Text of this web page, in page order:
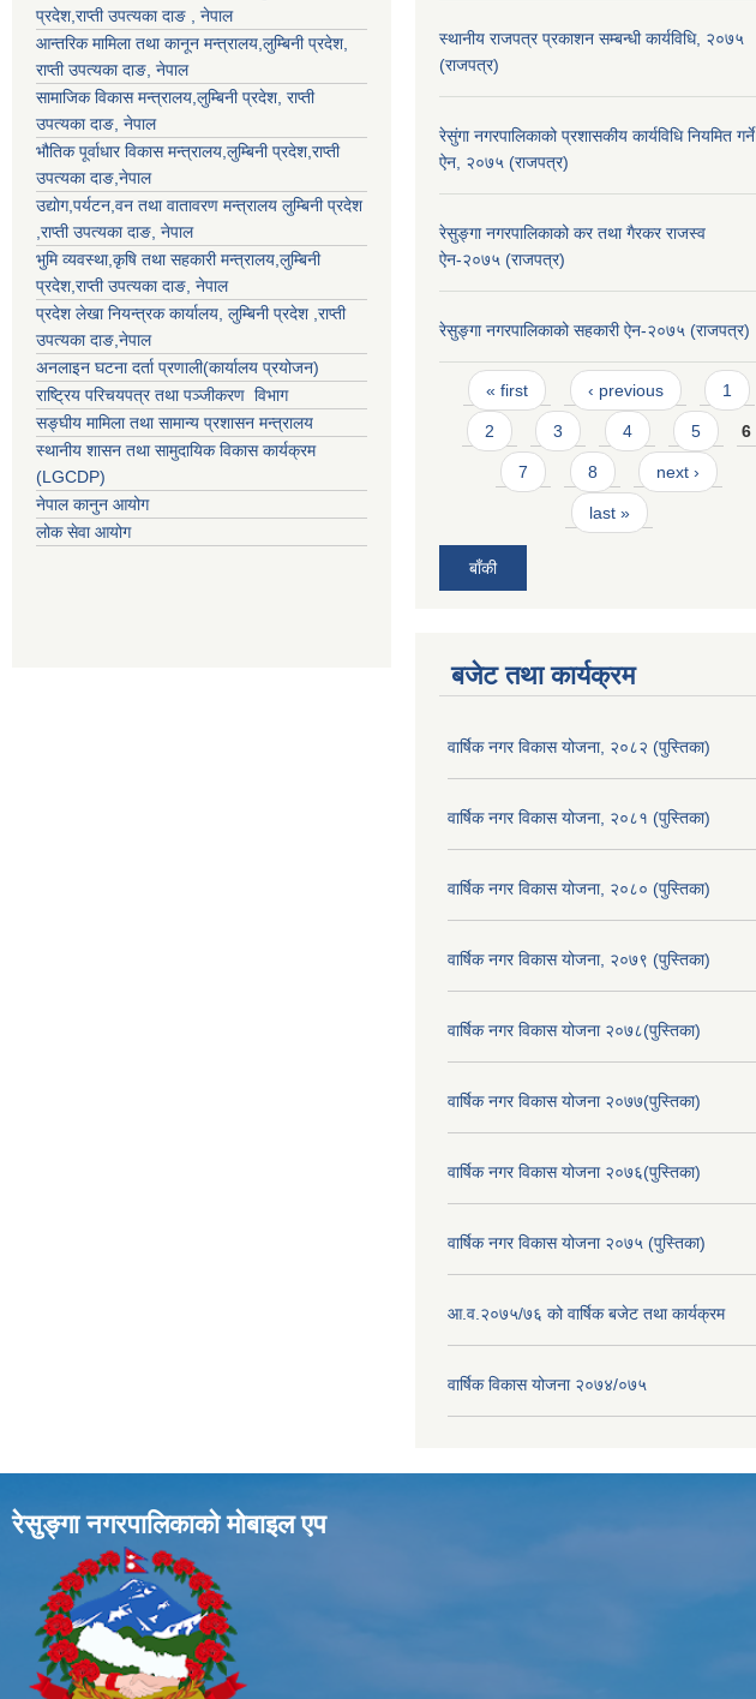
प्रदेश ,राप्ती उपत्यका दाङ , नेपाल
आन्तरिक मामिला तथा कानून मन्त्रालय, लुम्बिनी प्रदेश
राप्ती उपत्यका दाङ , नेपाल
सामाजिक विकास मन्त्रालय, लुम्बिनी प्रदेश राप्ती
उपत्यका दाङ , नेपाल
भौतिक पूर्वाधार विकास मन्त्रालय, लुम्बिनी प्रदेश राप्ती
उपत्यका दाङ ,नेपाल
उद्याेग,पर्यटन,वन तथा वातावरण मन्त्रालय लुम्बिनी प्रदेश
राप्ती उपत्यका दाङ , नेपाल
भुमि व्यवस्था,कृषि तथा सहकारी मन्त्रालय, लुम्बिनी
प्रदेश राप्ती उपत्यका दाङ , नेपाल
प्रदेश लेखा नियन्त्रक कार्यालय, लुम्बिनी प्रदेश राप्ती
उपत्यका दाङ ,नेपाल
अनलाइन घटना दर्ता प्रणाली(कार्यालय प्रयोजन)
राष्ट्रिय परिचयपत्र तथा पञ्जीकरण विभाग
सङ्घीय मामिला तथा सामान्य प्रशासन मन्त्रालय
स्थानीय शासन तथा सामुदायिक विकास कार्यक्रम
(LGCDP)
नेपाल कानुन आयोग
लोक सेवा आयोग
स्थानीय राजपत्र प्रकाशन सम्बन्धी कार्यविधि, २०७५
(राजपत्र)
रेसुंगा नगरपालिकाको प्रशासकीय कार्यविधि नियमित गर्ने
ऐन, २०७५ (राजपत्र)
रेसुङ्गा नगरपालिकाको कर तथा गैरकर राजस्व
ऐन-२०७५ (राजपत्र)
रेसुङ्गा नगरपालिकाको सहकारी ऐन-२०७५ (राजपत्र)
Pages
« first ‹ previous 1
2 3 4 5 6
7 8 next ›
last »
बाँकी
बजेट तथा कार्यक्रम
वार्षिक नगर विकास योजना, २०८२ (पुस्तिका)
वार्षिक नगर विकास योजना, २०८१ (पुस्तिका)
वार्षिक नगर विकास योजना, २०८० (पुस्तिका)
वार्षिक नगर विकास योजना, २०७९ (पुस्तिका)
वार्षिक नगर विकास योजना २०७८(पुस्तिका)
वार्षिक नगर विकास योजना २०७७(पुस्तिका)
वार्षिक नगर विकास योजना २०७६(पुस्तिका)
वार्षिक नगर विकास योजना २०७५ (पुस्तिका)
आ.व.२०७५/७६ को वार्षिक बजेट तथा कार्यक्रम
वार्षिक विकास योजना २०७४/०७५
रेसुङ्गा नगरपालिकाकाे माेबाइल एप